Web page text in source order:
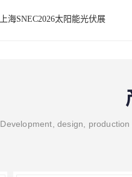
上海SNEC2026太阳能光伏展
Development, design,